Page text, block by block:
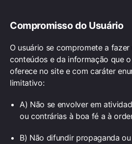
Compromisso do Usuário
O usuário se compromete a
conteúdos e da informação que
oferece no site e com caráter
limitativo:
A) Não se envolver em
ou contrárias à boa fé a à
B) Não difundir propaganda